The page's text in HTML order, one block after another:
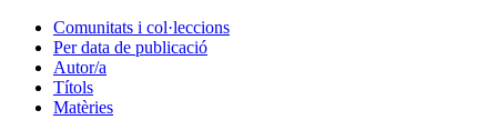
Comunitats i col·leccions
Per data de publicació
Autor/a
Títols
Matèries